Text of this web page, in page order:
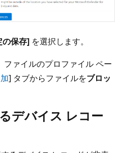
の保存] を選択します。
ファイルのプロファイル ペー
] タブからファイルをブロッ
デバイス レコー